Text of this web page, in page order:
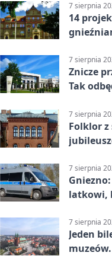
7 sierpnia
14
7 sierpnia
Znicze
Tak
7 sierpnia
Folklor
7 sierpnia
latkowi,
7 sierpnia
Jeden